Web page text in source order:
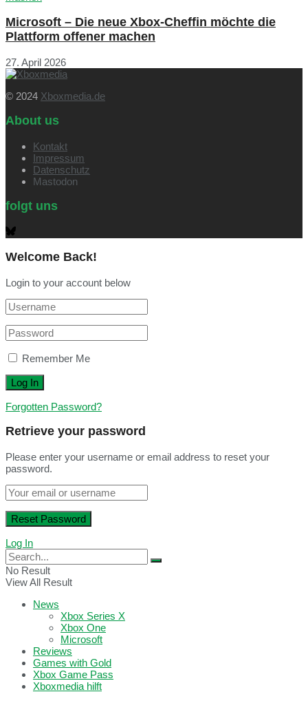
Microsoft – Die neue Xbox-Cheffin möchte die
Plattform offener machen
27. April 2026
© 2024 Xboxmedia.de
About us
Kontakt
Impressum
Datenschutz
Mastodon
folgt uns
Welcome Back!
Login to your account below
Remember Me
Forgotten Password?
Retrieve your password
Please enter your username or email address to reset your
password.
Log In
No Result
View All Result
News
Xbox Series X
Xbox One
Microsoft
Reviews
Games with Gold
Xbox Game Pass
Xboxmedia hilft